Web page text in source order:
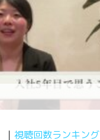
視聴回数ランキング